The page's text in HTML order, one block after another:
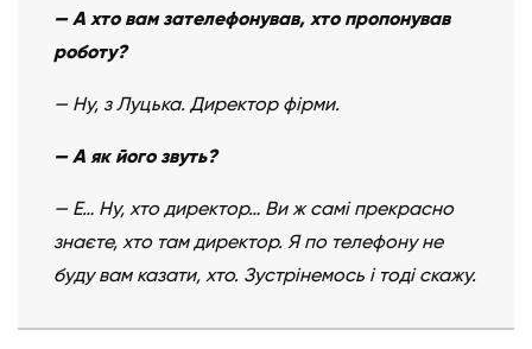
— А хто вам зателефонував, хто пропонував
роботу?
— Ну, з Луцька. Директор фірми.
— А як його звуть?
— Е… Ну, хто директор… Ви ж самі прекрасно
знаєте, хто там директор. Я по телефону не
буду вам казати, хто. Зустрінемось і тоді скажу.